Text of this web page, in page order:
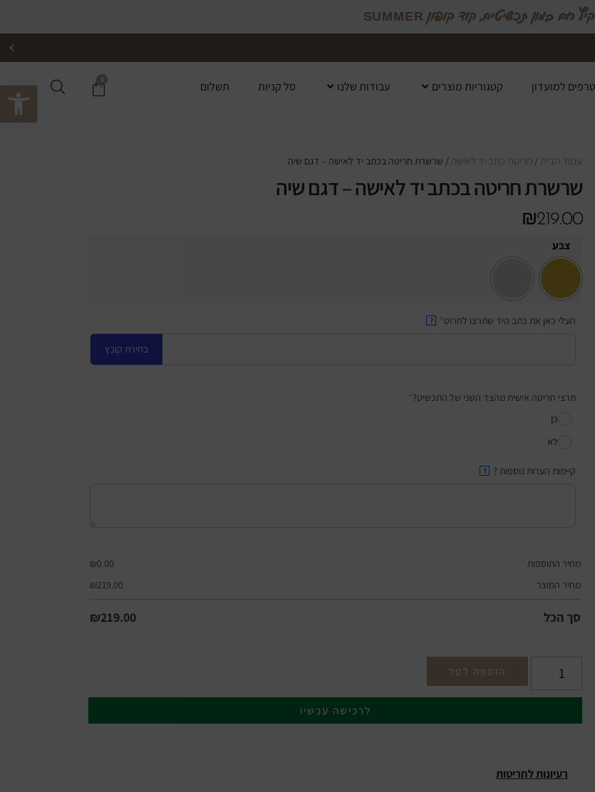
פתח
קיץ חם במון תכשיטים, קוד קופון SUMMER
קטגוריות מוצרים עבודות שלנו סל קניות תשלום 0
עמוד הבית / חריטת כתב יד לאישה / שרשרת חריטה בכתב יד לאישה – דגם שיה
שרשרת חריטה בכתב יד לאישה – דגם שיה
₪219.00
צבע
העלי כאן את כתב היד שתרצו לחרוט*
?
בחירת קובץ
תרצי חריטה אישית מהצד השני של התכשיט?*
כן
לא
קיימות הערות נוספות ? ?
מחיר התוספות ₪0.00
מחיר המוצר
₪219.00
סך הכל ₪219.00
הוספה לסל
לרכישה עכשיו
רעיונות לחריטות